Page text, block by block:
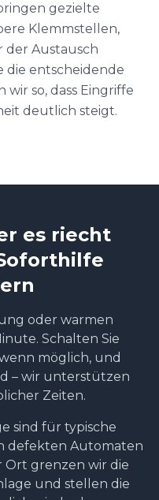
gezielte
Klemmstellen,
der Austausch
die entscheidende
wir so, dass Eingriffe
deutlich steigt.
es riecht
oder warmen
Schalten Sie
möglich, und
– wir unterstützen
Zeiten.
sind für typische
defekten Automaten
Ort grenzen wir die
und stellen die